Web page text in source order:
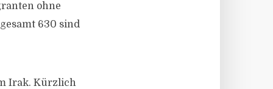
ohne
630 sind
Irak. Kürzlich